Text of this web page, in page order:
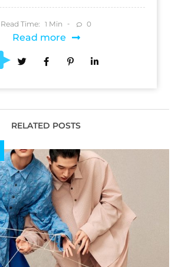
Read Time: 1 Min 0
Read more
RELATED POSTS